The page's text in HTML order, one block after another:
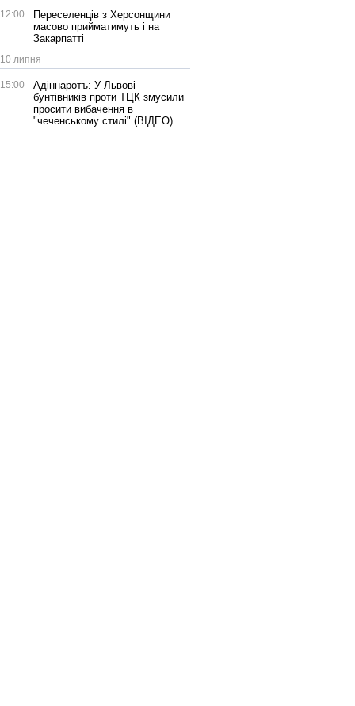
12:00
Переселенців з Херсонщини
масово прийматимуть і на
Закарпатті
10 липня
15:00
Адіннаротъ: У Львові
бунтівників проти ТЦК змусили
просити вибачення в
"чеченському стилі" (ВІДЕО)